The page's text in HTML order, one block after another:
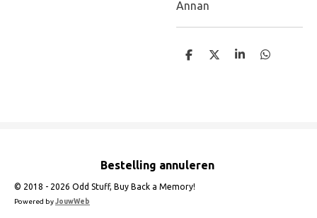
Annan
D
D
S
D
Bestelling annuleren
© 2018 - 2026 Odd Stuff, Buy Back a Memory!
Powered byJouwWeb